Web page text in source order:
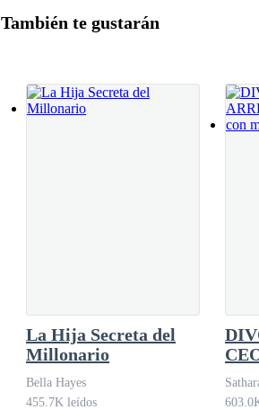
También te gustarán
La Hija Secreta del
Millonario
Bella Hayes
455.7K leídos